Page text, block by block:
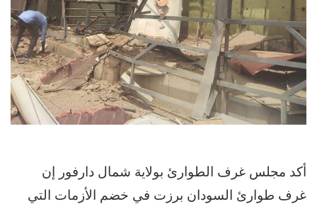
أكد مجلس غرف الطوارئ بولاية شمال دارفور إن
غرف طوارئ السودان برزت في خضم الأزمات التي